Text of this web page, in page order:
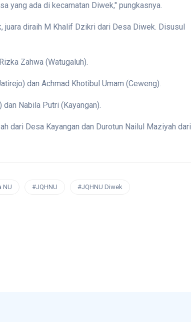
yang ada di kecamatan Diwek," pungkasnya.
juara diraih M Khalif Dzikri dari Desa Diwek. Disusul
Zahwa (Watugaluh).
dan Achmad Khotibul Umam (Ceweng).
Nabila Putri (Kayangan).
dari Desa Kayangan dan Durotun Nailul Maziyah dari
NU #JQHNU #JQHNU Diwek